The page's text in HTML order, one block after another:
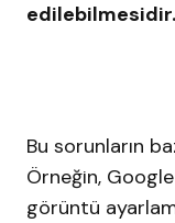
edilebilmesidir.
Bu sorunların
Örneğin,
görüntü